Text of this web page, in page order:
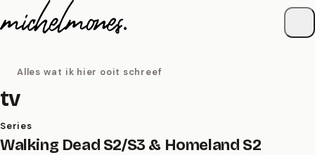
Naar de inhoud
Alles wat ik hier ooit schreef
tv
Series
Walking Dead S2/S3 & Homeland S2